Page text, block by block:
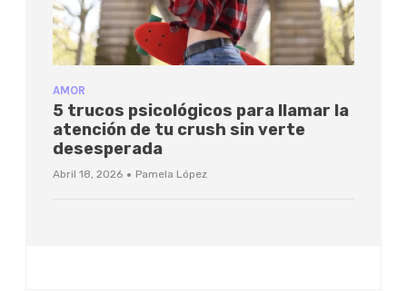
AMOR
5 trucos psicológicos para llamar la
atención de tu crush sin verte
desesperada
Abril 18, 2026 · Pamela López